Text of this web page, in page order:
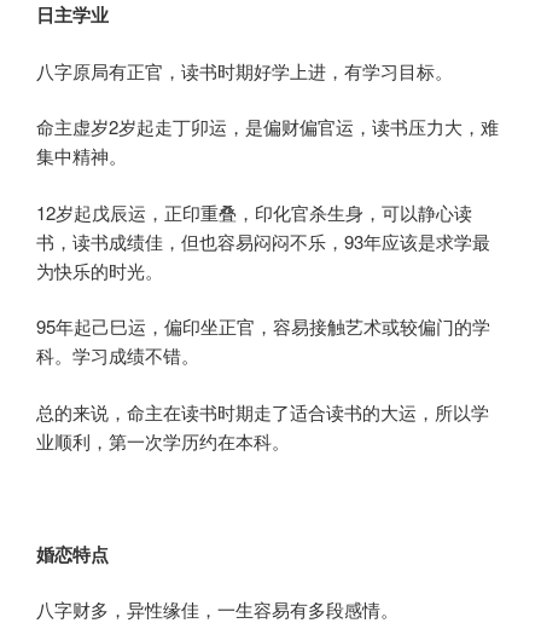
日主学业
八字原局有正官，读书时期好学上进，有学习目标。
命主虚岁2岁起走丁卯运，是偏财偏官运，读书压力大，难
集中精神。
12岁起戊辰运，正印重叠，印化官杀生身，可以静心读
书，读书成绩佳，但也容易闷闷不乐，93年应该是求学最
为快乐的时光。
95年起己巳运，偏印坐正官，容易接触艺术或较偏门的学
科。学习成绩不错。
总的来说，命主在读书时期走了适合读书的大运，所以学
业顺利，第一次学历约在本科。
婚恋特点
八字财多，异性缘佳，一生容易有多段感情。